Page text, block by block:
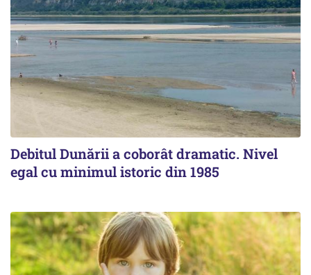
Debitul Dunării a coborât dramatic. Nivel
egal cu minimul istoric din 1985